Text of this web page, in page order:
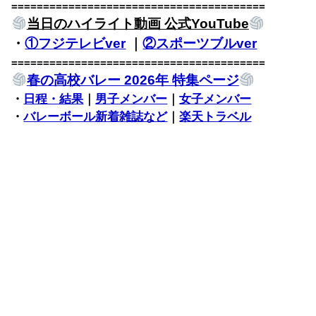
========================================
当日のハイライト動画 公式YouTube
・①フジテレビver｜②スポーツブルver
========================================
春の高校バレー 2026年 特集ページ
・ 日程・結果｜ 男子メンバー ｜女子メンバー
・バレーボール新着雑誌など｜楽天トラベル